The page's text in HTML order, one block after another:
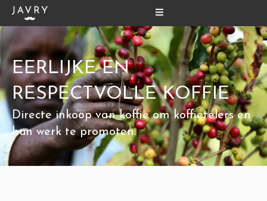
naar
de
inhoud
EERLIJKE EN
RESPECTVOLLE KOFFIE
Directe inkoop van koffie om koffietelers en
hun werk te promoten.